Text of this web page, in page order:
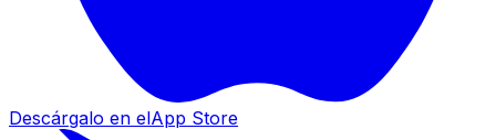
Descárgalo en elApp Store